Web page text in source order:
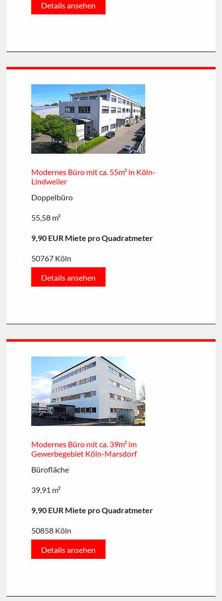
Details ansehen
Modernes Büro mit ca. 55m² in Köln-
Lindweiler
Doppelbüro
55,58 m²
9,90 EUR Miete pro Quadratmeter
50767 Köln
Details ansehen
Modernes Büro mit ca. 39m² im
Gewerbegebiet Köln-Marsdorf
Bürofläche
39,91 m²
9,90 EUR Miete pro Quadratmeter
50858 Köln
Details ansehen